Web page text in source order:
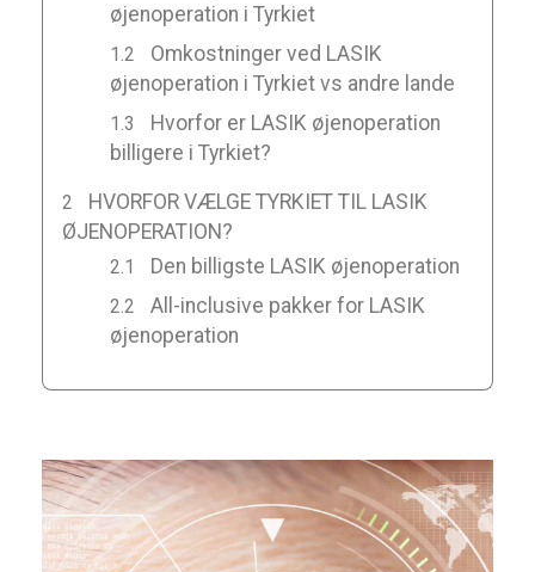
øjenoperation i Tyrkiet
Omkostninger ved LASIK
øjenoperation i Tyrkiet vs andre lande
Hvorfor er LASIK øjenoperation
billigere i Tyrkiet?
HVORFOR VÆLGE TYRKIET TIL LASIK
ØJENOPERATION?
Den billigste LASIK øjenoperation
All-inclusive pakker for LASIK
øjenoperation